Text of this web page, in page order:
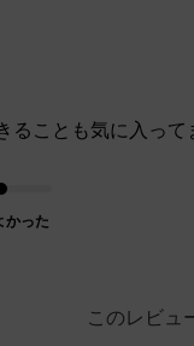
ことも気に入って
かった
このレビュ